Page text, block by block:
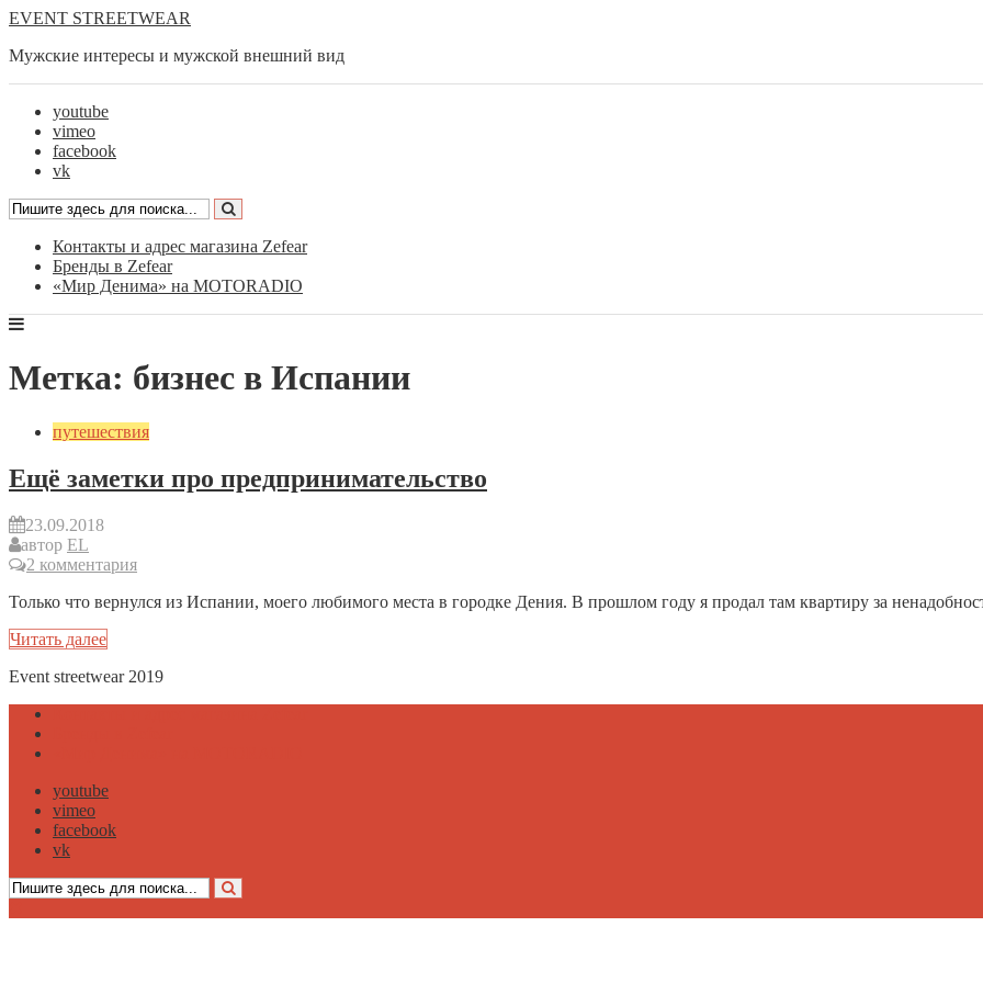
EVENT STREETWEAR
Мужские интересы и мужской внешний вид
youtube
vimeo
facebook
vk
Контакты и адрес магазина Zefear
Бренды в Zefear
«Мир Денима» на MOTORADIO
Метка: бизнес в Испании
путешествия
Ещё заметки про предпринимательство
23.09.2018
автор EL
2 комментария
Только что вернулся из Испании, моего любимого места в городке Дения. В прошлом году я продал там квартиру за
Читать далее
Event streetwear 2019
youtube
vimeo
facebook
vk